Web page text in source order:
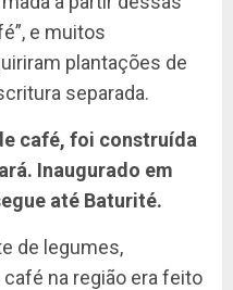
e muitos
plantações de
separada.
café, foi construída
Inaugurado em
até Baturité.
de legumes,
na região era feito